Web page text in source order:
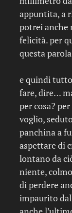
appuntita, a
potrei anche
felicità. per
questa
e quindi tutto
fare, dire…
per cosa?
voglio,
panchina a
aspettare di
lontano da
niente,
di perdere
impaurito